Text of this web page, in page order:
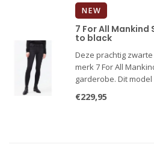
NEW
7 For All Mankind
to black
Deze prachtig
merk 7 For All
garderobe. Dit
een sjiek sportieve
€229,95